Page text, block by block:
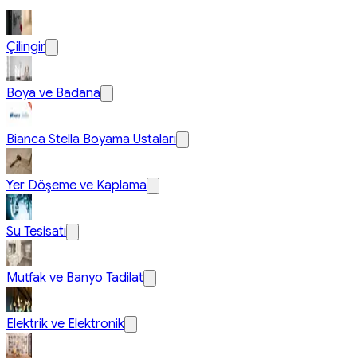
Çilingir
Boya ve Badana
Bianca Stella Boyama Ustaları
Yer Döşeme ve Kaplama
Su Tesisatı
Mutfak ve Banyo Tadilat
Elektrik ve Elektronik